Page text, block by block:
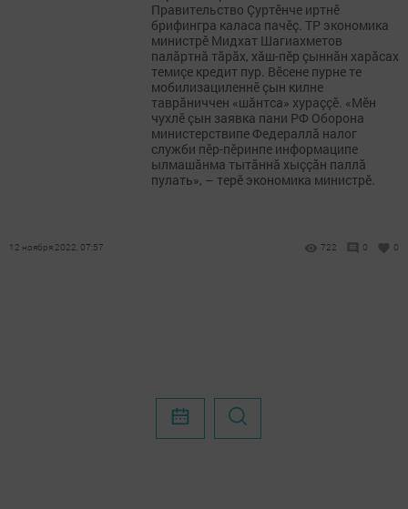
Правительство Çуртӗнче иртнӗ
брифингра каласа пачӗç. ТР экономика
министрӗ Мидхат Шагиахметов
палăртнă тăрăх, хăш-пӗр çыннăн харăсах
темиçе кредит пур. Вӗсене пурне те
мобилизациленнӗ çын килне
таврăниччен «шăнтса» хураççӗ. «Мӗн
чухлӗ çын заявка пани РФ Оборона
министерствипе Федераллă налог
служби пӗр-пӗринпе информаципе
ылмашăнма тытăннă хыççăн паллă
пулать», – терӗ экономика министрӗ.
12 ноября 2022, 07:57 722 0 0